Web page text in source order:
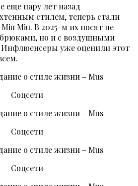
еще пару лет назад
стилем, теперь стали
Miu. В 2025-м их носят не
но и с воздушными
уже оценили этот
Соцсети
Соцсети
Соцсети